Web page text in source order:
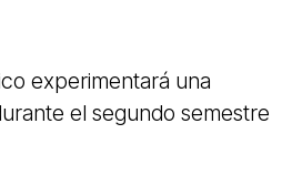
experimentará una
el segundo semestre